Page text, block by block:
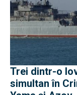
Trei dintr-o
simultan în